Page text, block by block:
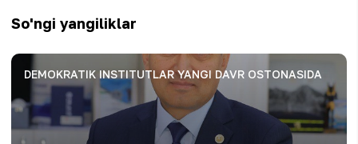
So'ngi yangiliklar
DEMOKRATIK INSTITUTLAR YANGI DAVR OSTONASIDA